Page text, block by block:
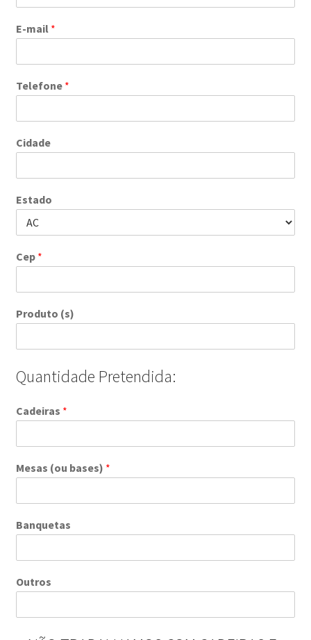
E-mail *
Telefone *
Cidade
Estado
Cep *
Produto (s)
Quantidade Pretendida:
Cadeiras *
Mesas (ou bases) *
Banquetas
Outros